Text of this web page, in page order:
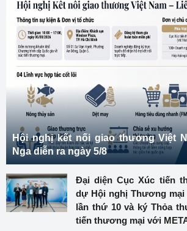
Hội nghị kết nối giao thương Việt
Nga diễn ra ngày 5/8
Đại diện Cục Xúc tiến
dự Hội nghị Thương mại
lần thứ 10 và ký Thỏa
tiến thương mại với